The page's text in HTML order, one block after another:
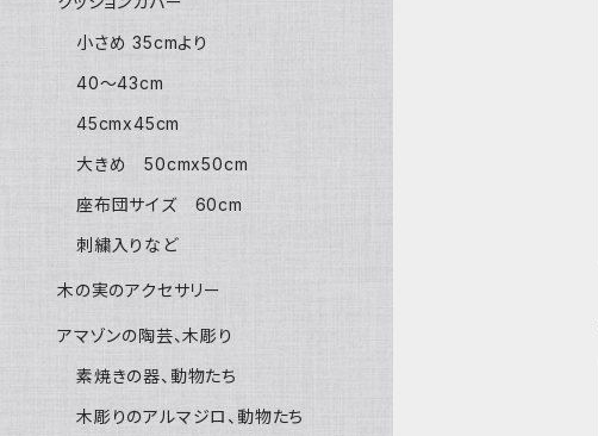
小さめ 35cmより
40〜43cm
45cmx45cm
大きめ 50cmx50cm
座布団サイズ 60cm
刺繍入りなど
木の実のアクセサリー
アマゾンの陶芸、木彫り
素焼きの器、動物たち
木彫りのアルマジロ、動物たち